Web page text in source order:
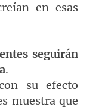
en esas
seguirán
.
su efecto
muestra que